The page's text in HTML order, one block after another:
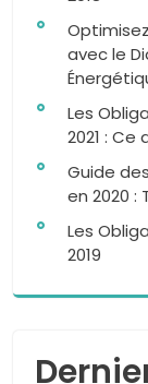
avec le
Les
2021 : Ce
Guide
en 2020 :
Les
2019